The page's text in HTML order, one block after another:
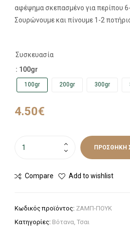
αφέψημα σκεπασμένο για περίπου
Σουρώνουμε και πίνουμε 1-2
Συσκευασία
: 100gr
100gr 200gr 300gr
4.50€
ΠΡΟΣΘΉΚΗ
Compare Add to wishlist
Κωδικός προϊόντος: ΖΑΜΠ-ΠΟΥΚ
Κατηγορίες: Βότανα, Τσαι